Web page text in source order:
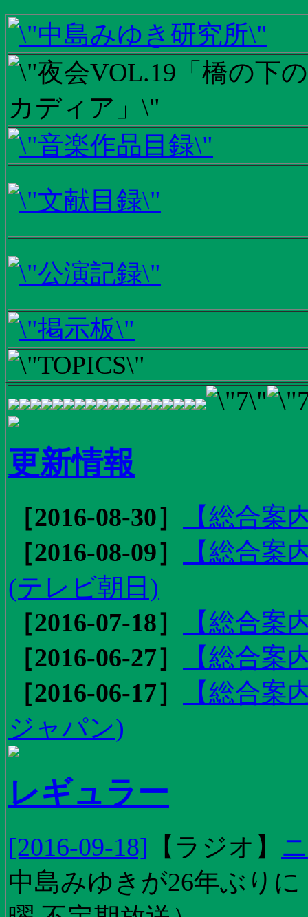
更新情報
［2016-08-30］
【総合
［2016-08-09］
【総合
(テレビ朝日)
［2016-07-18］
【総合案
［2016-06-27］
【総合案
［2016-06-17］
【総合
ジャパン)
レギュラー
[2016-09-18] 【 ラジオ 】
中島みゆきが26年ぶり